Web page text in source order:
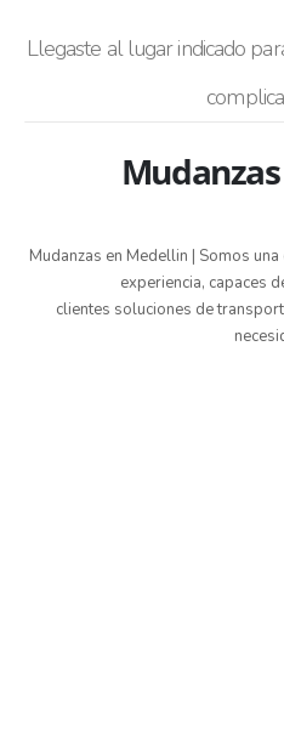
Llegaste al lugar indicado
Mudanzas en Medellin | Somos
experiencia, capaces
clientes soluciones de